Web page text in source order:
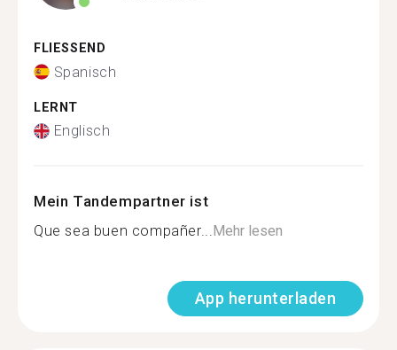
FLIESSEND
Spanisch
LERNT
Englisch
Mein Tandempartner ist
Que sea buen compañer...Mehr lesen
App herunterladen